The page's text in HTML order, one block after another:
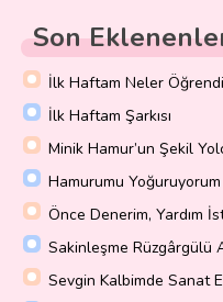
Son
İlk Haftam Neler
İlk Haftam Şarkısı
Minik Hamur’un Şekil
Hamurumu Yoğuruyorum
Önce Denerim, Yardım
Sakinleşme Rüzgârgülü
Sevgin Kalbimde Sanat